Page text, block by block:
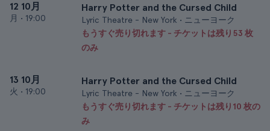
12 10月
月 • 19:00
Harry Potter and the Cursed Child
Lyric Theatre - New York • ニューヨーク
もうすぐ売り切れます - チケットは残り53 枚
のみ
13 10月
火 • 19:00
Harry Potter and the Cursed Child
Lyric Theatre - New York • ニューヨーク
もうすぐ売り切れます - チケットは残り10 枚の
み